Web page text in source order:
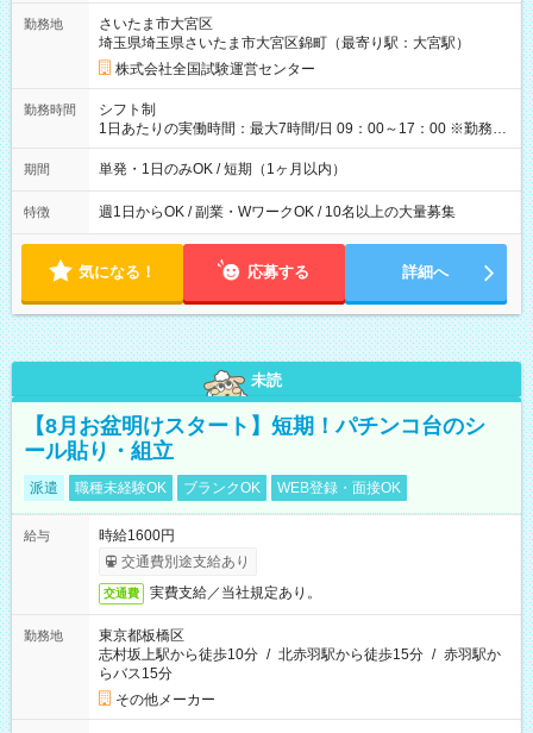
例】 ・河合塾模擬試験 8:30～17:30（休憩1時間） 時給1,300円
×8時間＝日収10,400円＋交通費 ※当日の役割により時給＋100
円の場合あり ・国家試験 7:00～13:30（休憩なし） 時給1,300
円（役割手当＋100円）×6時間＝日収8,400円＋交通費 【試用期
間】試用期間なし
勤務地
さいたま市大宮区
埼玉県埼玉県さいたま市大宮区錦町（最寄り駅：大宮駅）
株式会社全国試験運営センター
勤務時間
シフト制
1日あたりの実働時間：最大7時間/日 09：00～17：00 ※勤務時
間は 試験により異なります。
期間 単発・1日のみOK / 短期（1ヶ月以内）
特徴 週1日からOK / 副業・WワークOK / 10名以上の大量募集
気になる！ 応募する 詳細へ
未読
【8月お盆明けスタート】短期！パチンコ台のシ
ール貼り・組立
派遣 職種未経験OK ブランクOK WEB登録・面接OK
給与
時給1600円
交通費別途支給あり
交通費 実費支給／当社規定あり。
勤務地
東京都板橋区
志村坂上駅から徒歩10分 / 北赤羽駅から徒歩15分 / 赤羽駅か
らバス15分
その他メーカー